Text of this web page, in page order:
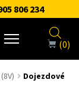
806 234
(0)
Dojezdové